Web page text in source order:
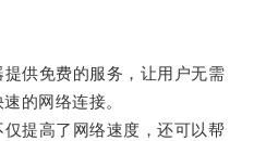
供免费的服务，让用户无需
的网络连接。
提高了网络速度，还可以帮